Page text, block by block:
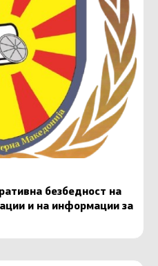
безбедност на
и на информации за